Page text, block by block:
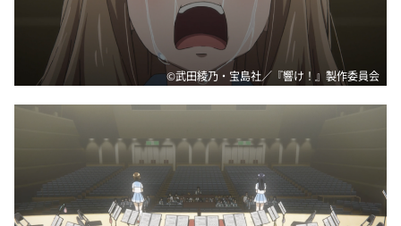
©武田綾乃・宝島社／『響け！』製作委員会